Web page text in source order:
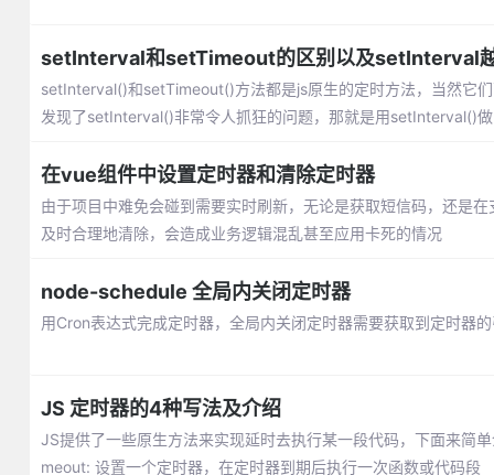
setInterval和setTimeout的区别以及setInterval
setInterval()和setTimeout()方法都是js原生的定时方法，当然它
发现了setInterval()非常令人抓狂的问题，那就是用setInterval()
在vue组件中设置定时器和清除定时器
由于项目中难免会碰到需要实时刷新，无论是获取短信码，还是
及时合理地清除，会造成业务逻辑混乱甚至应用卡死的情况
node-schedule 全局内关闭定时器
用Cron表达式完成定时器，全局内关闭定时器需要获取到定时器
JS 定时器的4种写法及介绍
JS提供了一些原生方法来实现延时去执行某一段代码，下面来
meout: 设置一个定时器，在定时器到期后执行一次函数或代码段